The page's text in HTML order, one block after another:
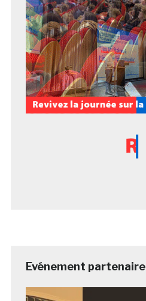
Evénement partenaire